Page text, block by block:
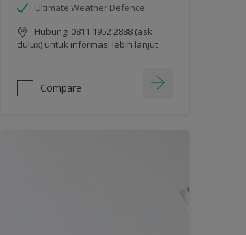
Ultimate Weather Defence
Hubungi 0811 1952 2888 (ask
dulux) untuk informasi lebih lanjut
Compare